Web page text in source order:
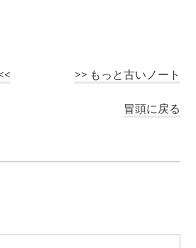
>> もっと古いノート
冒頭に戻る